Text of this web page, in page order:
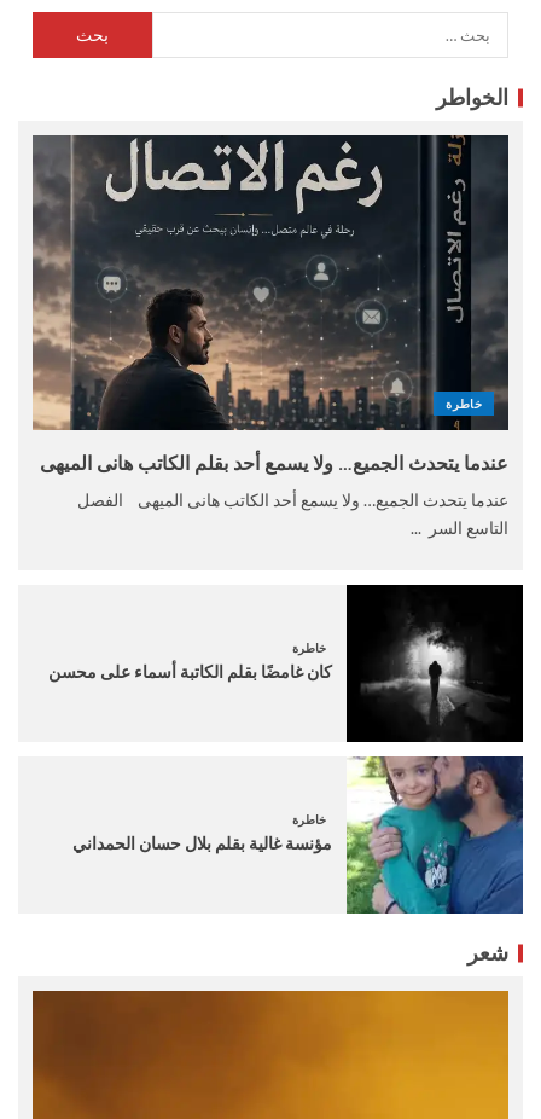
الخواطر
خاطرة
عندما يتحدث الجميع… ولا يسمع أحد بقلم الكاتب هانى الميهى
عندما يتحدث الجميع… ولا يسمع أحد الكاتب هانى الميهى الفصل
التاسع السر ...
خاطرة
كان غامضًا بقلم الكاتبة أسماء على محسن
خاطرة
مؤنسة غالية بقلم بلال حسان الحمداني
شعر